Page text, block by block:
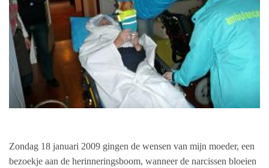
Zondag 18 januari 2009 gingen de wensen van mijn moeder, een
bezoekje aan de herinneringsboom, wanneer de narcissen bloeien